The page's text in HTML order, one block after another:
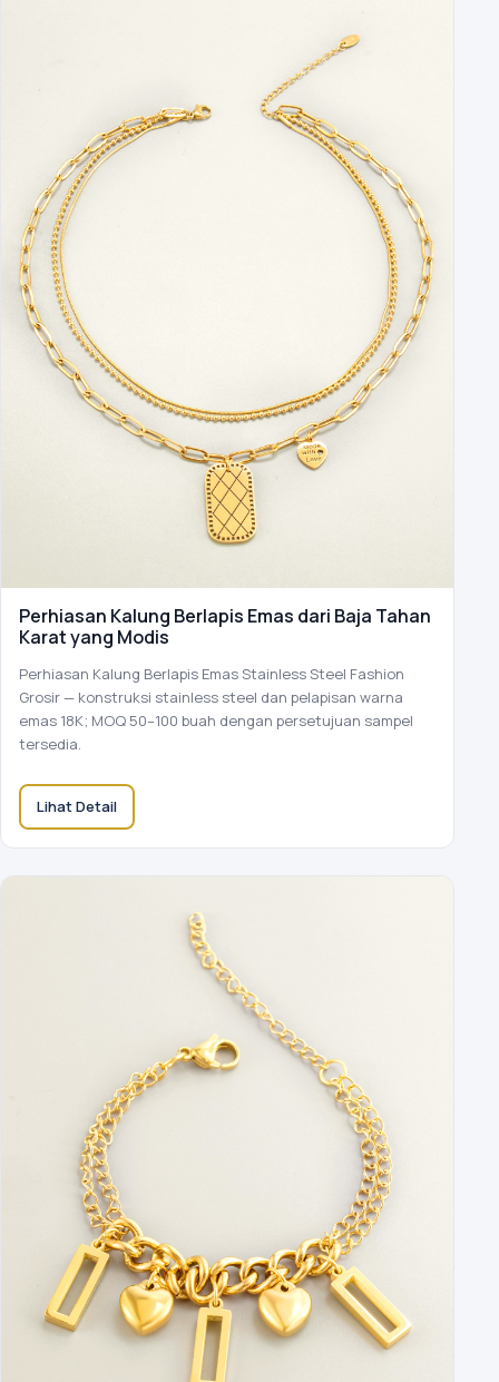
Perhiasan Kalung Berlapis Emas dari Baja Tahan
Karat yang Modis
Perhiasan Kalung Berlapis Emas Stainless Steel Fashion
Grosir — konstruksi stainless steel dan pelapisan warna
emas 18K; MOQ 50–100 buah dengan persetujuan sampel
tersedia.
Lihat Detail